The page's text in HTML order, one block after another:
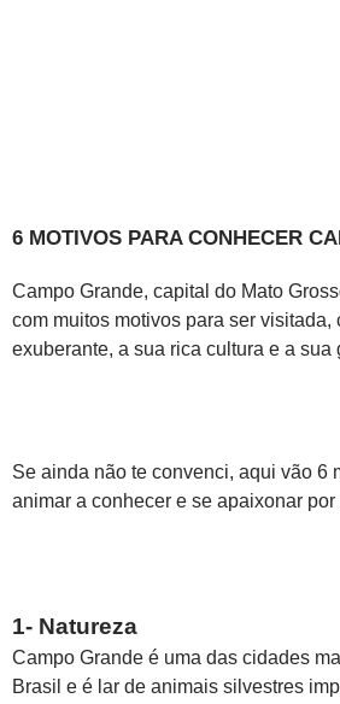
6 MOTIVOS PARA CONHECER
Campo Grande, capital do Mato
com muitos motivos para ser visitada,
exuberante, a sua rica cultura e a sua
Se ainda não te convenci, aqui vão 6
animar a conhecer e se apaixonar
1- Natureza
Campo Grande é uma das cidades
Brasil e é lar de animais silvestres